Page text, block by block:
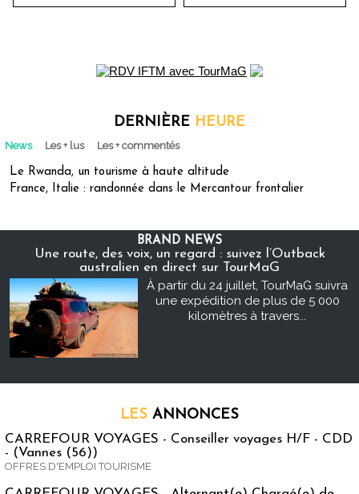
DERNIÈRE HEURE
News Les + lus Les + commentés
Le Rwanda, un tourisme à haute altitude
France, Italie : randonnée dans le Mercantour frontalier
BRAND NEWS
Une route, des voix, un regard : suivez l’Outback
australien en direct sur TourMaG
À partir du 24 juillet, TourMaG suivra
une expédition de plus de 5 000
kilomètres à travers...
LES ANNONCES
CARREFOUR VOYAGES - Conseiller voyages H/F - CDD
- (Vannes (56))
OFFRES D'EMPLOI TOURISME